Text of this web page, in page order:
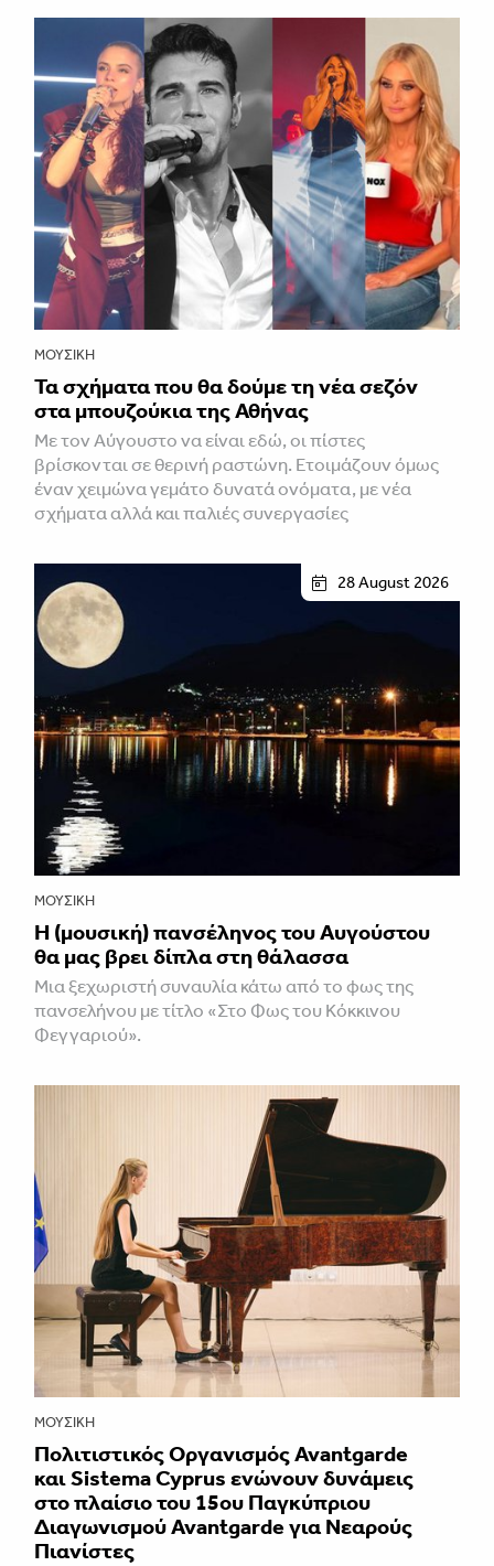
ΜΟΥΣΙΚΉ
Τα σχήματα που θα δούμε τη νέα σεζόν
στα μπουζούκια της Αθήνας
Με τον Αύγουστο να είναι εδώ, οι πίστες
βρίσκονται σε θερινή ραστώνη. Ετοιμάζουν όμως
έναν χειμώνα γεμάτο δυνατά ονόματα, με νέα
σχήματα αλλά και παλιές συνεργασίες
28 August 2026
ΜΟΥΣΙΚΉ
Η (μουσική) πανσέληνος του Αυγούστου
θα μας βρει δίπλα στη θάλασσα
Mια ξεχωριστή συναυλία κάτω από το φως της
πανσελήνου με τίτλο «Στο Φως του Κόκκινου
Φεγγαριού».
ΜΟΥΣΙΚΉ
Πολιτιστικός Οργανισμός Avantgarde
και Sistema Cyprus ενώνουν δυνάμεις
στο πλαίσιο του 15ου Παγκύπριου
Διαγωνισμού Avantgarde για Νεαρούς
Πιανίστες